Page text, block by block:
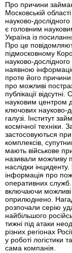
Про причини
Московській
науково-
є головним
Україна із
Про це
підмосковному
науково-
наявною
проте його
про можливі
публікації
науковим центром
ключових науково-
галузі. Інститут
космічної техніки.
застосовуються при
комплексів,
мають військове
називали можливу
наслідки
інформація про
оперативних
включаючи
оприлюднено.
розпочали серію
найбільшого
тижні під атаки
різних регіонах
у роботі логістики
сама компанія.